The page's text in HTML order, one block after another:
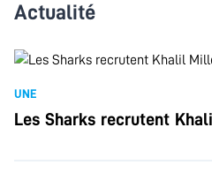
Actualité
UNE
Les Sharks recrutent